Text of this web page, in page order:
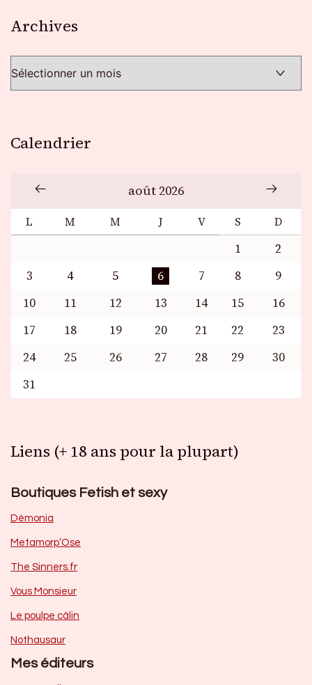
Archives
Calendrier
août 2026
L M M J V S D
1
2
3
4 5 6 7 8
9
10
11 12 13 14 15
16
17
18 19 20 21 22
23
24
25 26 27 28 29
30
31
Liens (+ 18 ans pour la plupart)
Boutiques Fetish et sexy
Dèmonia
Metamorp’Ose
The Sinners.fr
Vous Monsieur
Le poulpe câlin
Nothausaur
Mes éditeurs